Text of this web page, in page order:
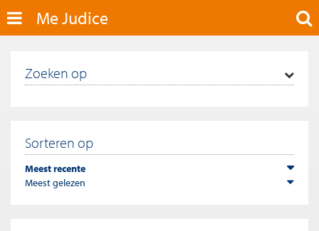
Me Judice
Zoeken op
Sorteren op
Meest recente
Meest gelezen